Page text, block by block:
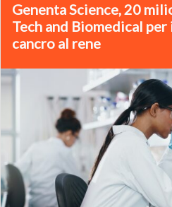
Genenta Science, 20
Tech and Biomedical
cancro al rene